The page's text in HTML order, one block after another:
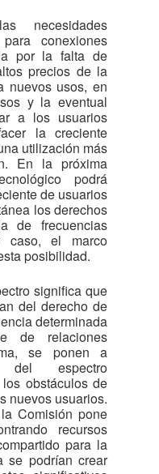
necesidades
conexiones
por la falta de
precios de la
nuevos usos, en
y la eventual
a los usuarios
la creciente
utilización más
En la próxima
podrá
de usuarios
los derechos
de frecuencias
caso, el marco
posibilidad.
significa que
del derecho de
determinada
de relaciones
se ponen a
del espectro
obstáculos de
nuevos usuarios.
Comisión pone
recursos
para la
se podrían crear